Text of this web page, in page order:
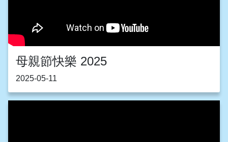
母親節快樂 2025
2025-05-11